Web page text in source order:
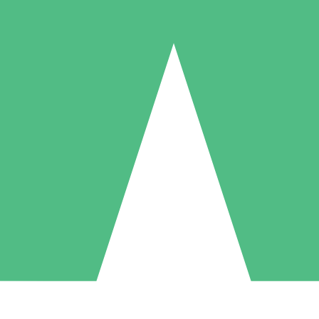
Packs de Crédits Individuels
à l'utilisation avec des crédits de téléchargement. Sans engagement
5 Téléchargements
US$